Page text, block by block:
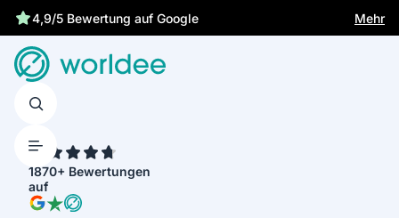
4,9/5 Bewertung auf Google
Gesetzliche Versicherung schützt dich Mehr
1870+ Bewertungen
auf